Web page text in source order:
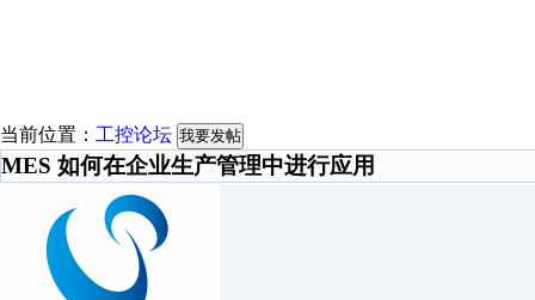
当前位置： 工控论坛 我要发帖
MES 如何在企业生产管理中进行应用